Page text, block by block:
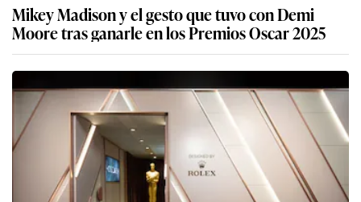
Mikey Madison y el gesto que tuvo con Demi
Moore tras ganarle en los Premios Oscar 2025